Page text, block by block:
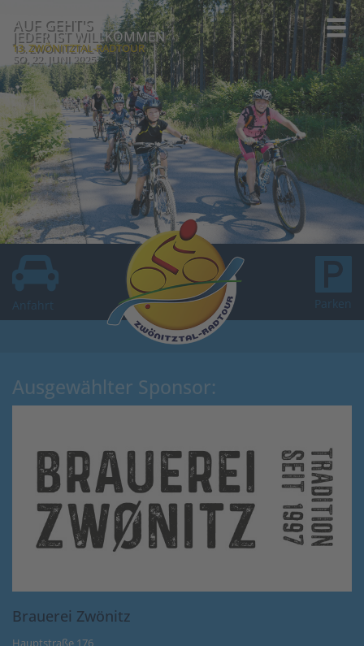
AUF GEHT'S
JEDER IST WILLKOMMEN
13. ZWÖNITZTAL-RADTOUR
SO, 22. JUNI 2025
Anfahrt Parken
Ausgewählter Sponsor:
Brauerei Zwönitz
Hauptstraße 176